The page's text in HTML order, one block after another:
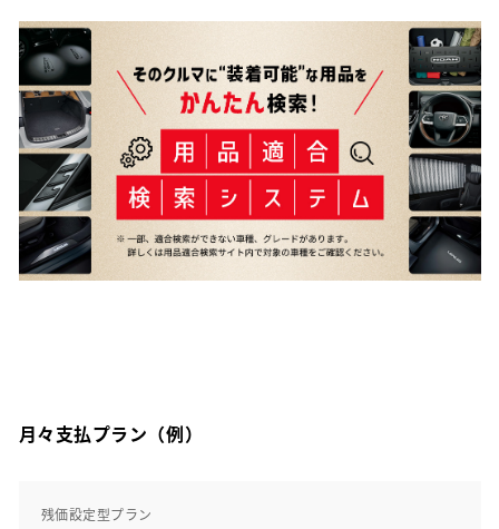
月々支払プラン（例）
残価設定型プラン